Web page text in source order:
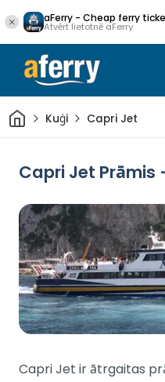
aFerry - Cheap ferry
Atvērt lietotnē aFerry
Sākums
Kuģi Capri Jet
Capri Jet Prāmis
Capri Jet ir ātrgaitas